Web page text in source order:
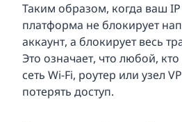
Таким образом, когда ваш
платформа не блокирует
аккаунт, а блокирует весь
Это означает, что любой, кто
сеть Wi-Fi, роутер или узел
потерять доступ.